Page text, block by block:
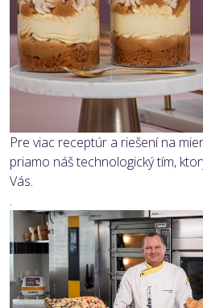
Pre viac receptúr a riešení na
priamo náš technologický tím,
Vás.
.